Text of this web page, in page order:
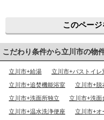
このペー
こだわり条件から立川市の物
立川市+給湯 立川市+バストイレ
立川市+追焚機能浴室
立川市+脱
立川市+洗面所独立
立川市+洗面
立川市+温水洗浄便座
立川市+オ